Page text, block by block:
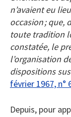
n’avaient eu
occasion ; que,
toute tradition
constatée, le
l’organisation
dispositions
février 1967, n°
Depuis, pour